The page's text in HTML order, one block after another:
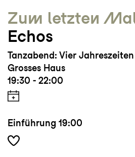
Zum letzten
Echos
Tanzabend: Vier
Grosses Haus
19:30 - 22:00
Einführung 19:00